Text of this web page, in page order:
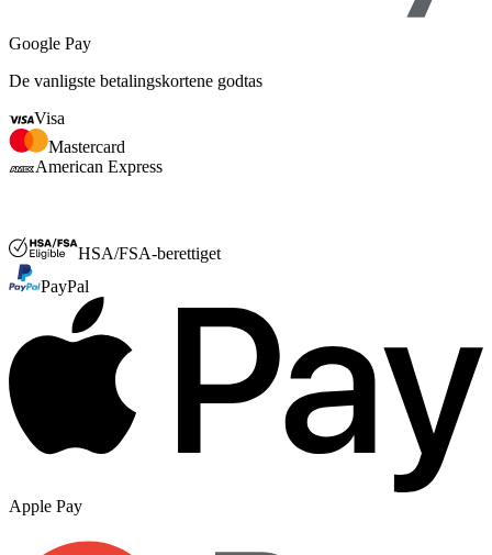
Google Pay
De vanligste betalingskortene godtas
Visa
Mastercard
American Express
HSA/FSA-berettiget
PayPal
Apple Pay